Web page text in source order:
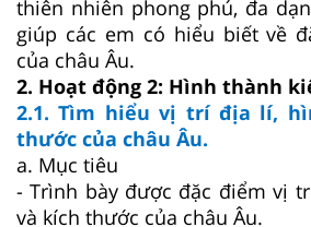
thiên nhiên phong phú, đa
giúp các em có hiểu biết về
của châu Âu.
2. Hoạt động 2: Hình thành
2.1. Tìm hiểu vị trí địa lí,
thước của châu Âu.
a. Mục tiêu
- Trình bày được đặc điểm vị
và kích thước của châu Âu.